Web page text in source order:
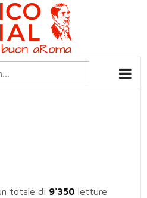
totale di 9'350 letture